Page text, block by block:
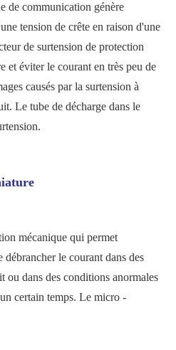
de communication génère
tension de crête en raison d'une
de surtension de protection
et éviter le courant en très peu de
causés par la surtension à
Le tube de décharge dans le
mécanique qui permet
débrancher le courant dans des
ou dans des conditions anormales
certain temps. Le micro -